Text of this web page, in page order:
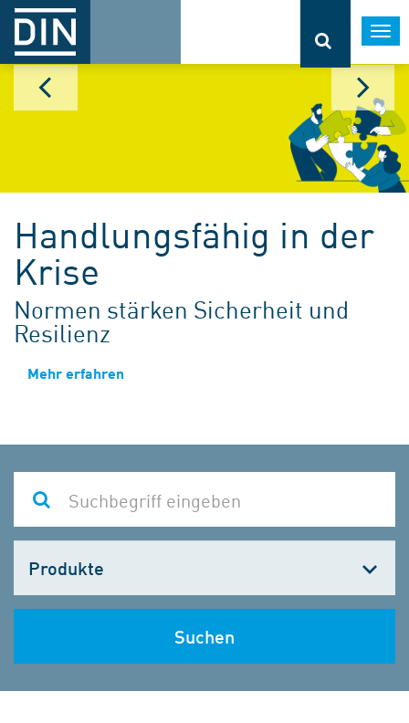
Handlungsfähig in der
Krise
Normen stärken Sicherheit und
Resilienz
Mehr erfahren
wählen
Suchen